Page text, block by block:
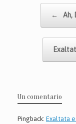
e
b
o
o
er
← Ah,
Un comentario
Pingback: Exaltata